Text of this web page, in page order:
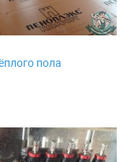
пола